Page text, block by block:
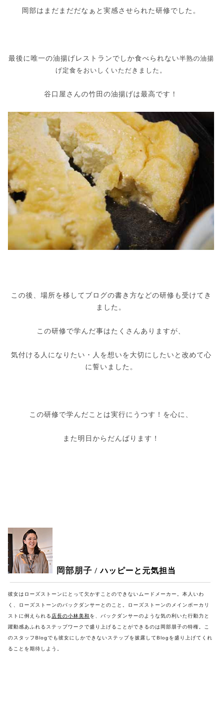
岡部はまだまだだなぁと実感させられた研修でした。
最後に唯一の油揚げレストランでしか食べられない半熟の油揚
げ定食をおいしくいただきました。
谷口屋さんの竹田の油揚げは最高です！
この後、場所を移してブログの書き方などの研修も受けてき
ました。
この研修で学んだ事はたくさんありますが、
気付ける人になりたい・人を想いを大切にしたいと改めて心
に誓いました。
この研修で学んだことは実行にうつす！を心に、
また明日からだんばります！
岡部朋子 /ハッピーと元気担当
彼女はローズストーンにとって欠かすことのできないムードメーカー。本人いわ
く、ローズストーンのバックダンサーとのこと。ローズストーンのメインボーカリ
ストに例えられる 店長の小林美和 を、バックダンサーのような気の利いた行動力と
躍動感あふれるステップワークで盛り上げることができるのは岡部朋子の特権。こ
のスタッフBlogでも彼女にしかできないステップを披露してBlogを盛り上げてくれ
ることを期待しよう。